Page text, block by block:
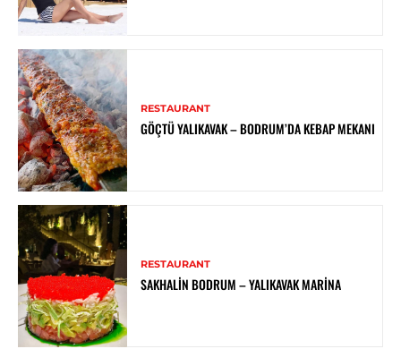
RESTAURANT
GÖÇTÜ YALIKAVAK – BODRUM’DA KEBAP MEKANI
RESTAURANT
SAKHALIN BODRUM – YALIKAVAK MARINA